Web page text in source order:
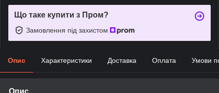
Що таке купити з Пром?
Замовлення під захистом
Опис Характеристики Доставка Оплата Умови
Опис